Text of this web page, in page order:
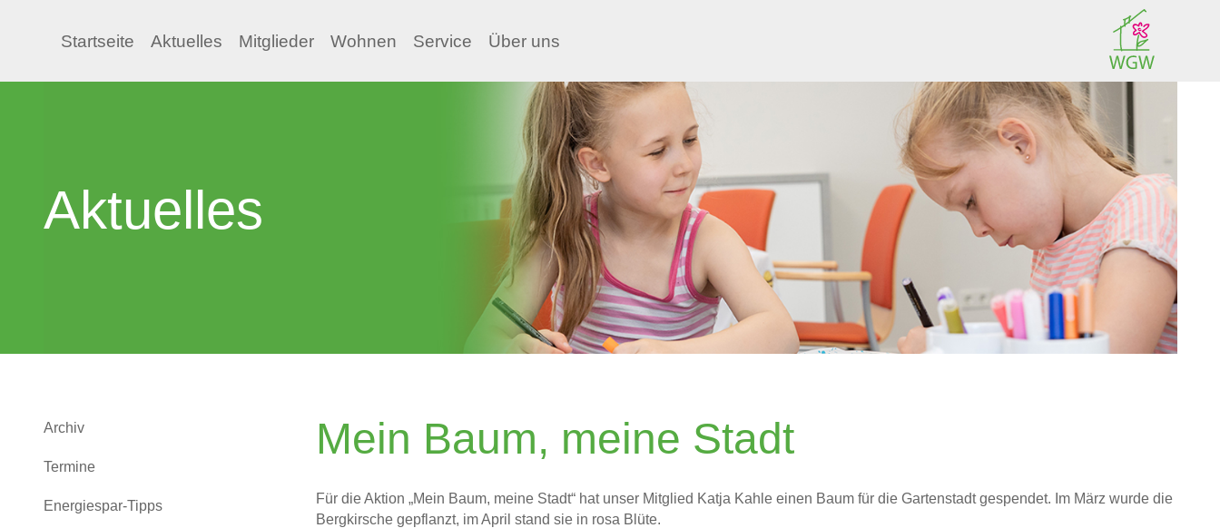
Startseite Aktuelles Mitglieder Wohnen Service Über uns
Aktuelles
Archiv
Termine
Energiespar-Tipps
Mein Baum, meine Stadt
Für die Aktion „Mein Baum, meine Stadt“ hat unser Mitglied Katja Kahle einen Baum für die Gartenstadt gespendet. Im März wurde die
Bergkirsche gepflanzt, im April stand sie in rosa Blüte.